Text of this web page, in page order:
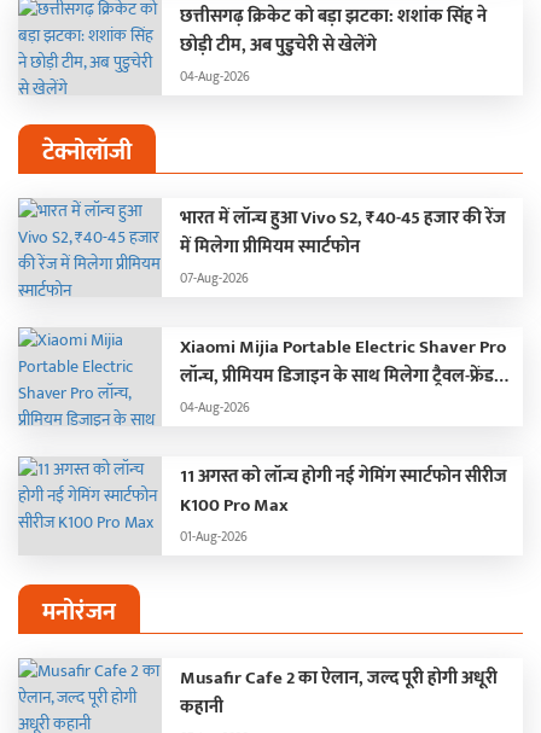
छत्तीसगढ़ क्रिकेट को बड़ा झटका: शशांक सिंह ने
छोड़ी टीम, अब पुडुचेरी से खेलेंगे
04-Aug-2026
टेक्नोलॉजी
भारत में लॉन्च हुआ Vivo S2, ₹40-45 हजार की रेंज
में मिलेगा प्रीमियम स्मार्टफोन
07-Aug-2026
Xiaomi Mijia Portable Electric Shaver Pro
लॉन्च, प्रीमियम डिजाइन के साथ मिलेगा ट्रैवल-फ्रेंडली
अनुभव
04-Aug-2026
11 अगस्त को लॉन्च होगी नई गेमिंग स्मार्टफोन सीरीज
K100 Pro Max
01-Aug-2026
मनोरंजन
Musafir Cafe 2 का ऐलान, जल्द पूरी होगी अधूरी
कहानी